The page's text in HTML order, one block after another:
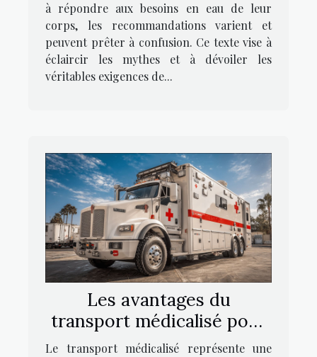
à répondre aux besoins en eau de leur
corps, les recommandations varient et
peuvent prêter à confusion. Ce texte vise à
éclaircir les mythes et à dévoiler les
véritables exigences de...
Les avantages du
transport médicalisé pour
les patients
Le transport médicalisé représente une